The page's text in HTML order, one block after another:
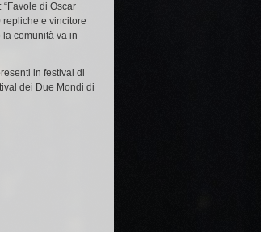
: “Favole di Oscar
repliche e vincitore
la comunità va in
in festival di
dei Due Mondi di